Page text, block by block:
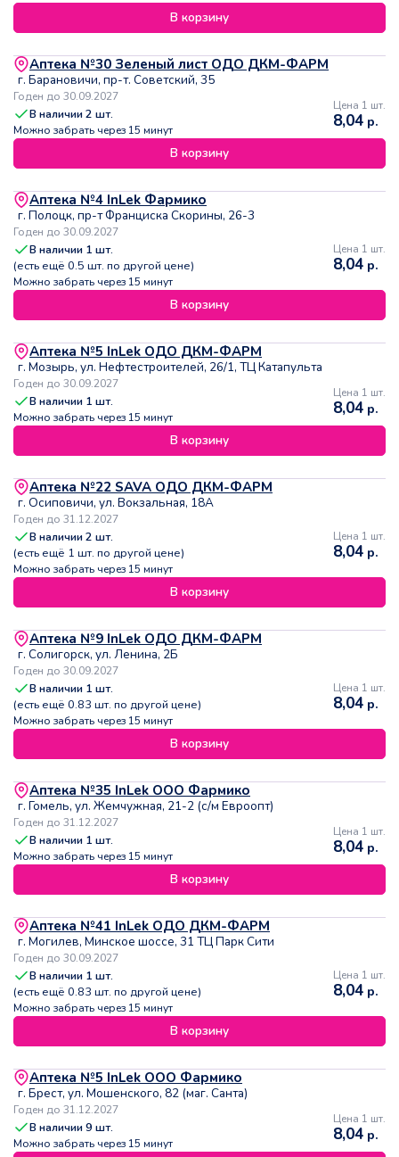
В корзину
Аптека №30 Зеленый лист ОДО ДКМ-ФАРМ
г. Барановичи, пр-т. Советский, 35
Годен до 30.09.2027
В наличии2 шт.
Можно забрать через 15 минут
Цена 1 шт.
8,04 р.
В корзину
Аптека №4 InLek Фармико
г. Полоцк, пр-т Франциска Скорины, 26-3
Годен до 30.09.2027
В наличии 1 шт.
(есть ещё 0.5 шт. по другой цене)
Можно забрать через 15 минут
Цена 1 шт.
8,04 р.
В корзину
Аптека №5 InLek ОДО ДКМ-ФАРМ
г. Мозырь, ул. Нефтестроителей, 26/1, ТЦ Катапульта
Годен до 30.09.2027
В наличии 1 шт.
Можно забрать через 15 минут
Цена 1 шт.
8,04 р.
В корзину
Аптека №22 SAVA ОДО ДКМ-ФАРМ
г. Осиповичи, ул. Вокзальная, 18А
Годен до 31.12.2027
В наличии2 шт.
(есть ещё 1 шт. по другой цене)
Можно забрать через 15 минут
Цена 1 шт.
8,04 р.
В корзину
Аптека №9 InLek ОДО ДКМ-ФАРМ
г. Солигорск, ул. Ленина, 2Б
Годен до 30.09.2027
В наличии 1 шт.
(есть ещё 0.83 шт. по другой цене)
Можно забрать через 15 минут
Цена 1 шт.
8,04 р.
В корзину
Аптека №35 InLek ООО Фармико
г. Гомель, ул. Жемчужная, 21-2 (с/м Евроопт)
Годен до 31.12.2027
В наличии 1 шт.
Можно забрать через 15 минут
Цена 1 шт.
8,04 р.
В корзину
Аптека №41 InLek ОДО ДКМ-ФАРМ
г. Могилев, Минское шоссе, 31 ТЦ Парк Сити
Годен до 30.09.2027
В наличии 1 шт.
(есть ещё 0.83 шт. по другой цене)
Можно забрать через 15 минут
Цена 1 шт.
8,04 р.
В корзину
Аптека №5 InLek ООО Фармико
г. Брест, ул. Мошенского, 82 (маг. Санта)
Годен до 31.12.2027
В наличии9 шт.
Можно забрать через 15 минут
Цена 1 шт.
8,04 р.